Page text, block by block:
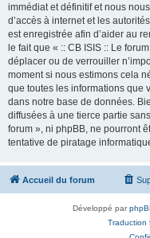
immédiat et définitif et nous
d’accès à internet et les
est enregistrée afin d’aider au
le fait que « :: CB ISIS :: Le
déplacer ou de verrouiller
moment si nous estimons cela
que toutes les informations que
dans notre base de données.
diffusées à une tierce partie
forum », ni phpBB, ne pourront
tentative de piratage
Accueil du forum
Développé par
Traduction